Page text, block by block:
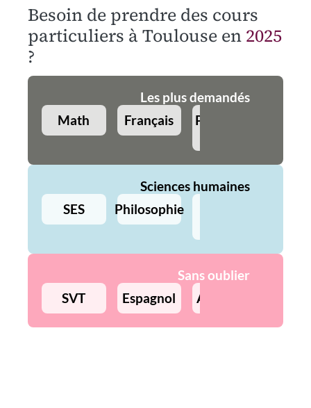
Besoin de prendre des cours
particuliers à Toulouse en 2025
?
Les plus demandés
Math
Français
Physique-
Sciences humaines
SES
Philosophie
Sans oublier
SVT
Espagnol Allemand